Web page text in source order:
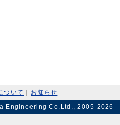
ついて
お知らせ
Engineering Co.Ltd., 2005-2026